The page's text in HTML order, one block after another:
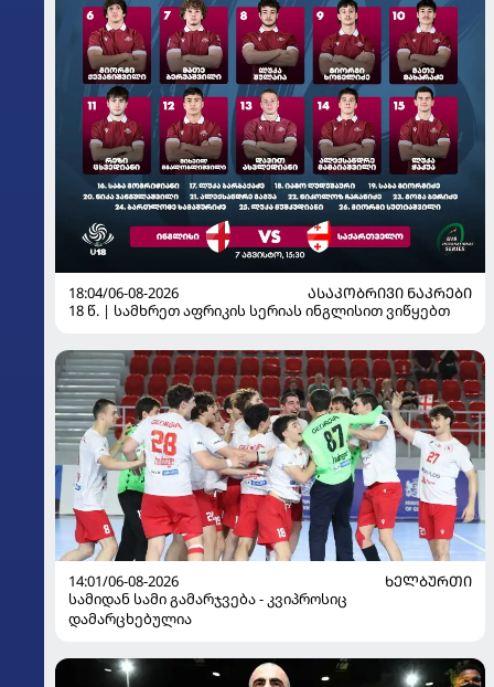
18:04/06-08-2026
ᲐᲡᲐᲙᲝᲑᲠᲘᲕᲘ ᲜᲐᲙᲠᲔᲑᲘ
18 წ. | სამხრეთ აფრიკის სერიას ინგლისით ვიწყებთ
14:01/06-08-2026
ᲮᲔᲚᲑᲣᲠᲗᲘ
სამიდან სამი გამარჯვება - კვიპროსიც
დამარცხებულია